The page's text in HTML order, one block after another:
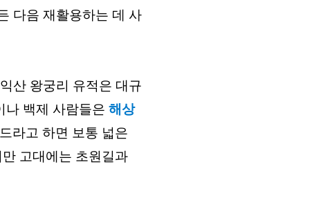
다음 재활용하는 데 사
나 백제 사람들은 해상
라고 하면 보통 넓은
고대에는 초원길과